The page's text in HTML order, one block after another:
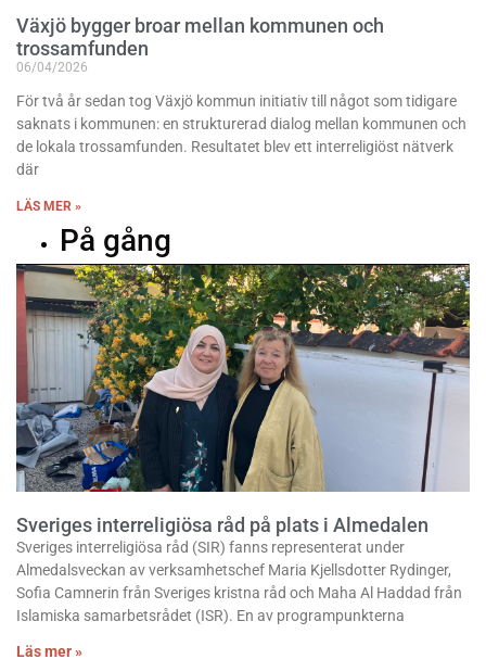
Växjö bygger broar mellan kommunen och
trossamfunden
06/04/2026
För två år sedan tog Växjö kommun initiativ till något som tidigare
saknats i kommunen: en strukturerad dialog mellan kommunen och
de lokala trossamfunden. Resultatet blev ett interreligiöst nätverk
där
LÄS MER »
På gång
Sveriges interreligiösa råd på plats i Almedalen
Sveriges interreligiösa råd (SIR) fanns representerat under
Almedalsveckan av verksamhetschef Maria Kjellsdotter Rydinger,
Sofia Camnerin från Sveriges kristna råd och Maha Al Haddad från
Islamiska samarbetsrådet (ISR). En av programpunkterna
Läs mer »